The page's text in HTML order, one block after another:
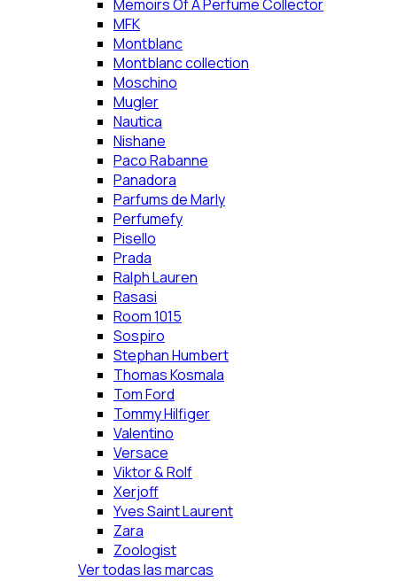
Memoirs Of A Perfume Collector
MFK
Montblanc
Montblanc collection
Moschino
Mugler
Nautica
Nishane
Paco Rabanne
Panadora
Parfums de Marly
Perfumefy
Pisello
Prada
Ralph Lauren
Rasasi
Room 1015
Sospiro
Stephan Humbert
Thomas Kosmala
Tom Ford
Tommy Hilfiger
Valentino
Versace
Viktor & Rolf
Xerjoff
Yves Saint Laurent
Zara
Zoologist
Ver todas las marcas